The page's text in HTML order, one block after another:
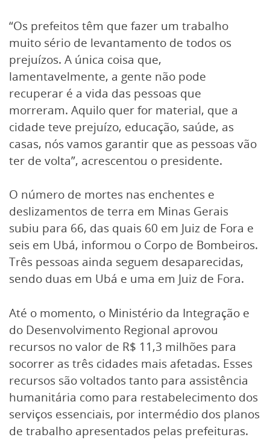
“Os prefeitos têm que fazer um trabalho
muito sério de levantamento de todos os
prejuízos. A única coisa que,
lamentavelmente, a gente não pode
recuperar é a vida das pessoas que
morreram. Aquilo quer for material, que a
cidade teve prejuízo, educação, saúde, as
casas, nós vamos garantir que as pessoas vão
ter de volta”, acrescentou o presidente.
O número de mortes nas enchentes e
deslizamentos de terra em Minas Gerais
subiu para 66, das quais 60 em Juiz de Fora e
seis em Ubá, informou o Corpo de Bombeiros.
Três pessoas ainda seguem desaparecidas,
sendo duas em Ubá e uma em Juiz de Fora.
Até o momento, o Ministério da Integração e
do Desenvolvimento Regional aprovou
recursos no valor de R$ 11,3 milhões para
socorrer as três cidades mais afetadas. Esses
recursos são voltados tanto para assistência
humanitária como para restabelecimento dos
serviços essenciais, por intermédio dos planos
de trabalho apresentados pelas prefeituras.